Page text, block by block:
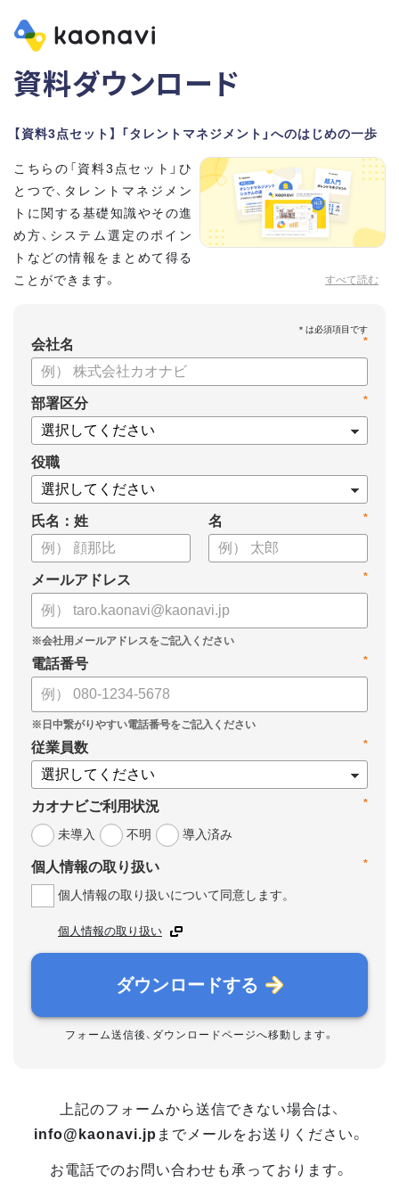
資料ダウンロード
【資料3点セット】 「タレントマネジメント」へのはじめの一歩
すべて読む
こちらの「資料3点セット」ひ
とつで、タレントマネジメン
トに関する基礎知識やその進
め方、システム選定のポイン
トなどの情報をまとめて得る
ことができます。
【資料セット内容】
・超入門タレントマネジメント
・タレントマネジメントシステムの選び方
・タレントマネジメントシステム「カオナビ」の説明資料
*
会社名
*
部署区分
役職
氏名：姓 *
名
*
メールアドレス
*
電話番号
*
従業員数
*
カオナビご利用状況
未導入
不明 導入済み
*
個人情報の取り扱い
個人情報の取り扱いについて同意します。
個人情報の取り扱い
ダウンロードする
フォーム送信後、ダウンロードページへ移動します。
上記のフォームから送信できない場合は、
info@kaonavi.jp までメールをお送りください。
お電話でのお問い合わせも承っております。